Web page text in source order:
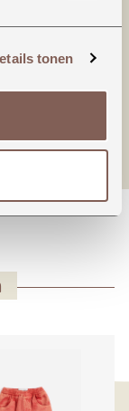
tonen
(Dusk Blue